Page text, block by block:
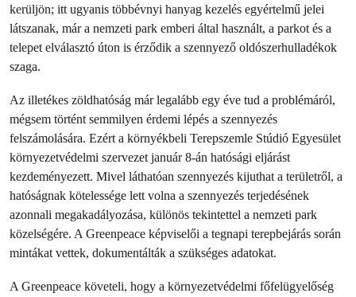
kerüljön; itt ugyanis többévnyi hanyag kezelés egyértelmű jelei
látszanak, már a nemzeti park emberi által használt, a parkot és a
telepet elválasztó úton is érződik a szennyező oldószerhulladékok
szaga.
Az illetékes zöldhatóság már legalább egy éve tud a problémáról,
mégsem történt semmilyen érdemi lépés a szennyezés
felszámolására. Ezért a környékbeli Terepszemle Stúdió Egyesület
környezetvédelmi szervezet január 8-án hatósági eljárást
kezdeményezett. Mivel láthatóan szennyezés kijuthat a területről, a
hatóságnak kötelessége lett volna a szennyezés terjedésének
azonnali megakadályozása, különös tekintettel a nemzeti park
közelségére. A Greenpeace képviselői a tegnapi terepbejárás során
mintákat vettek, dokumentálták a szükséges adatokat.
A Greenpeace követeli, hogy a környezetvédelmi főfelügyelőség